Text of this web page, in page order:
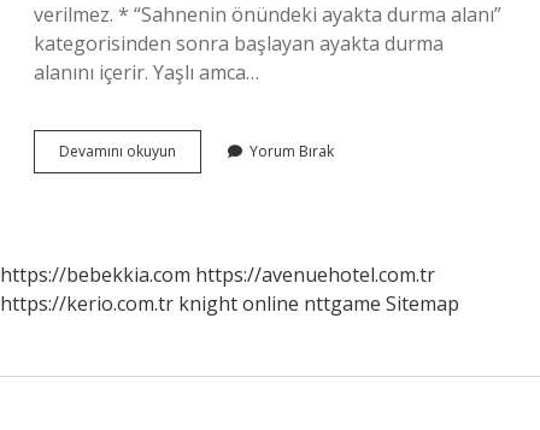
verilmez. * “Sahnenin önündeki ayakta durma alanı”
kategorisinden sonra başlayan ayakta durma
alanını içerir. Yaşlı amca…
Devamını okuyun Skapova
Konseri
Yorum Bırak
https://bebekkia.com https://avenuehotel.com.tr
https://kerio.com.tr knight online nttgame Sitemap